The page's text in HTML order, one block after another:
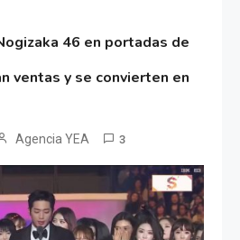
46 en portadas de
ventas y se convierten en
Agencia YEA 3